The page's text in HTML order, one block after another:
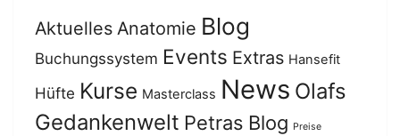
Aktuelles Anatomie Blog
Buchungssystem Events Extras Hansefit
Hüfte Kurse Masterclass News Olafs
Gedankenwelt Petras Blog Preise